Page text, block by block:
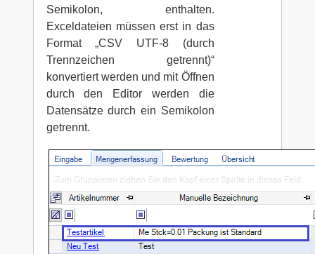
Semikolon, enthalten.
Exceldateien müssen erst in das
Format „CSV UTF-8 (durch
Trennzeichen getrennt)“
konvertiert werden und mit Öffnen
durch den Editor werden die
Datensätze durch ein Semikolon
getrennt.